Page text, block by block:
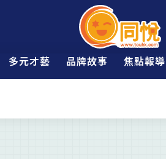
多元才藝 品牌故事 焦點報導